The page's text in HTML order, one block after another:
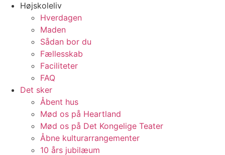
Højskoleliv
Hverdagen
Maden
Sådan bor du
Fællesskab
Faciliteter
FAQ
Det sker
Åbent hus
Mød os på Heartland
Mød os på Det Kongelige Teater
Åbne kulturarrangementer
10 års jubilæum